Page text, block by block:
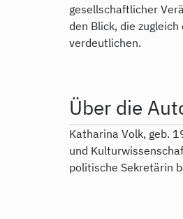
gesellschaftlicher
den Blick, die
verdeutlichen.
Über die
Katharina Volk, geb.
und
politische Sekretärin